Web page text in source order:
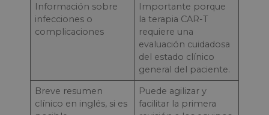
Información sobre
infecciones o
complicaciones
Importante porque
la terapia CAR-T
requiere una
evaluación cuidadosa
del estado clínico
general del paciente.
Breve resumen
clínico en inglés, si es
Puede agilizar y
facilitar la primera